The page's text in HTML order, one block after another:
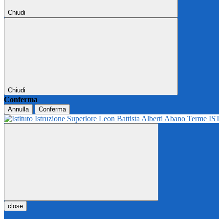
Chiudi
Chiudi
Conferma
Annulla Conferma
close